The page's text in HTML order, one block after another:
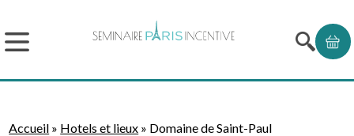
Accueil » Hotels et lieux » Domaine de Saint-Paul